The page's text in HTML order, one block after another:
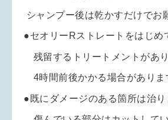
シャンプー後は乾かすだけでお
●セオリーRストレートをはじめ
残留するトリートメントがあ
4時間前後かかる場合がありま
●既にダメージのある箇所は治り